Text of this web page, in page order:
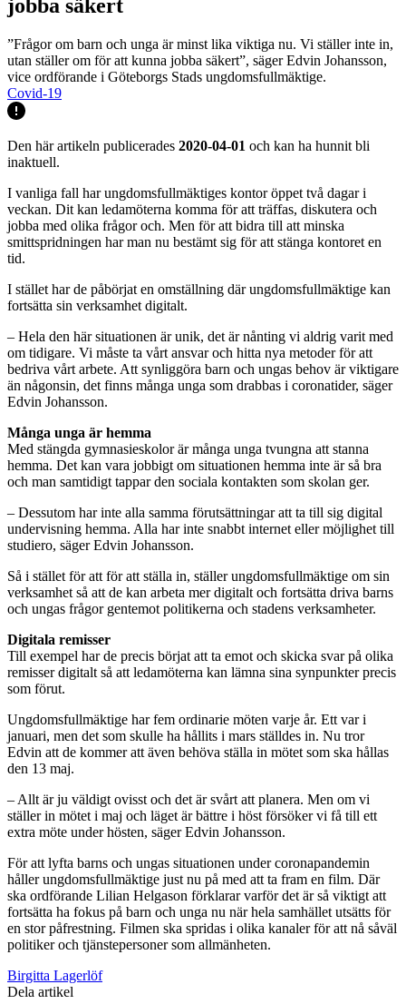
jobba säkert
”Frågor om barn och unga är minst lika viktiga nu. Vi ställer inte in,
utan ställer om för att kunna jobba säkert”, säger Edvin Johansson,
vice ordförande i Göteborgs Stads ungdomsfullmäktige.
Covid-19
Den här artikeln publicerades 2020-04-01 och kan ha hunnit bli
inaktuell.
I vanliga fall har ungdomsfullmäktiges kontor öppet två dagar i
veckan. Dit kan ledamöterna komma för att träffas, diskutera och
jobba med olika frågor och. Men för att bidra till att minska
smittspridningen har man nu bestämt sig för att stänga kontoret en
tid.
I stället har de påbörjat en omställning där ungdomsfullmäktige kan
fortsätta sin verksamhet digitalt.
– Hela den här situationen är unik, det är nånting vi aldrig varit med
om tidigare. Vi måste ta vårt ansvar och hitta nya metoder för att
bedriva vårt arbete. Att synliggöra barn och ungas behov är viktigare
än någonsin, det finns många unga som drabbas i coronatider, säger
Edvin Johansson.
Många unga är hemma
Med stängda gymnasieskolor är många unga tvungna att stanna
hemma. Det kan vara jobbigt om situationen hemma inte är så bra
och man samtidigt tappar den sociala kontakten som skolan ger.
– Dessutom har inte alla samma förutsättningar att ta till sig digital
undervisning hemma. Alla har inte snabbt internet eller möjlighet till
studiero, säger Edvin Johansson.
Så i stället för att för att ställa in, ställer ungdomsfullmäktige om sin
verksamhet så att de kan arbeta mer digitalt och fortsätta driva barns
och ungas frågor gentemot politikerna och stadens verksamheter.
Digitala remisser
Till exempel har de precis börjat att ta emot och skicka svar på olika
remisser digitalt så att ledamöterna kan lämna sina synpunkter precis
som förut.
Ungdomsfullmäktige har fem ordinarie möten varje år. Ett var i
januari, men det som skulle ha hållits i mars ställdes in. Nu tror
Edvin att de kommer att även behöva ställa in mötet som ska hållas
den 13 maj.
– Allt är ju väldigt ovisst och det är svårt att planera. Men om vi
ställer in mötet i maj och läget är bättre i höst försöker vi få till ett
extra möte under hösten, säger Edvin Johansson.
För att lyfta barns och ungas situationen under coronapandemin
håller ungdomsfullmäktige just nu på med att ta fram en film. Där
ska ordförande Lilian Helgason förklarar varför det är så viktigt att
fortsätta ha fokus på barn och unga nu när hela samhället utsätts för
en stor påfrestning. Filmen ska spridas i olika kanaler för att nå såväl
politiker och tjänstepersoner som allmänheten.
Birgitta Lagerlöf
Dela artikel